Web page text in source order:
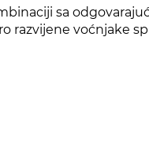
sa
razvijene voćnjake